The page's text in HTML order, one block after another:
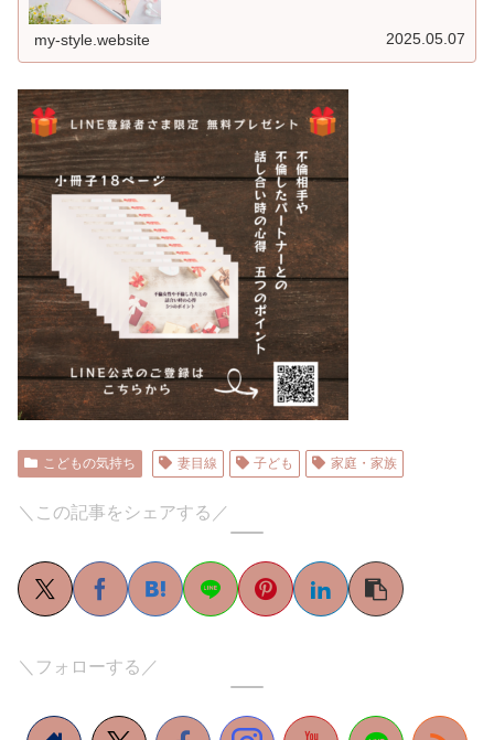
my-style.website 2025.05.07
こどもの気持ち 妻目線 子ども 家庭・家族
＼この記事をシェアする／
＼フォローする／